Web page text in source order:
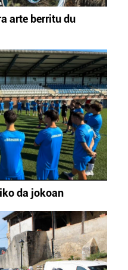
arte berritu du
da jokoan